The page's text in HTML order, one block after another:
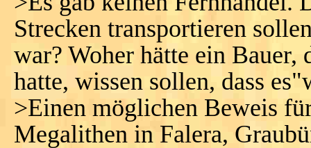
Strecken transportieren
war? Woher hätte ein Bauer,
hatte, wissen sollen, dass
>Einen möglichen Beweis
Megalithen in Falera,